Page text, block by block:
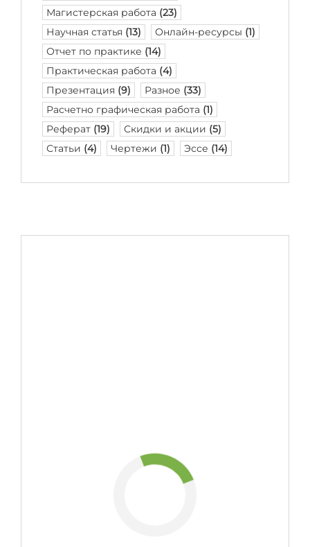
Магистерская работа (23)
Научная статья (13) Онлайн-ресурсы (1)
Отчет по практике (14)
Практическая работа (4)
Презентация (9) Разное (33)
Расчетно графическая работа (1)
Реферат (19) Скидки и акции (5)
Статьи (4) Чертежи (1) Эссе (14)